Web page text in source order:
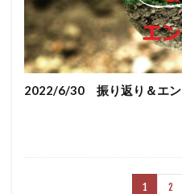
2022/6/30 振り返り＆エ
1 2